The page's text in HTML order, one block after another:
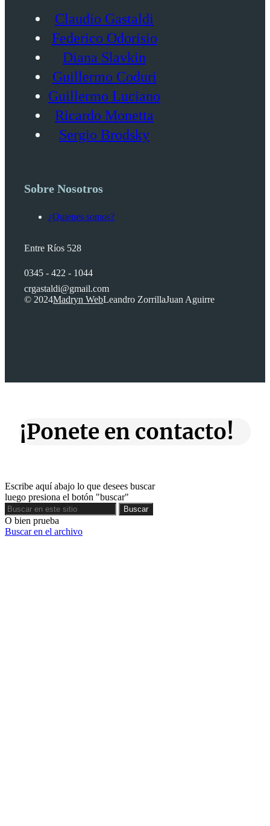
Claudio Gastaldi
Federico Odorisio
Diana Slavkin
Guillermo Coduri
Guillermo Luciano
Ricardo Monetta
Sergio Brodsky
Sobre Nosotros
¿Quienes somos?
Entre Ríos 528
0345 - 422 - 1044
crgastaldi@gmail.com
© 2024Madryn WebLeandro ZorrillaJuan Aguirre
¡Ponete en contacto!
Escribe aquí abajo lo que desees buscar
luego presiona el botón "buscar"
Buscar
Buscar
O bien prueba
Buscar en el archivo